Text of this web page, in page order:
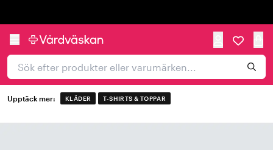
Upptäck mer: KLÄDER T-SHIRTS & TOPPAR